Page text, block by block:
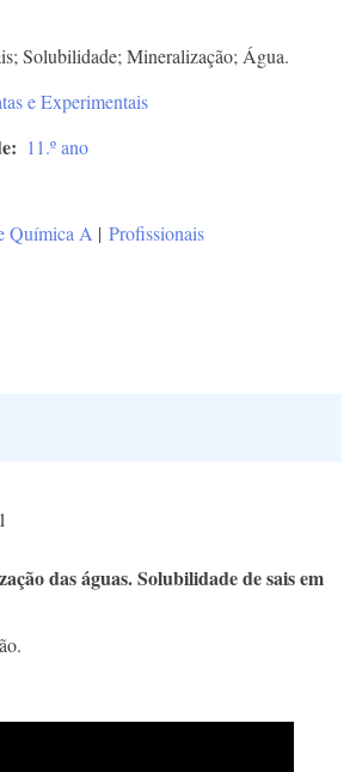
Solubilidade; Mineralização; Água.
e Experimentais
11.º ano
Química A | Profissionais
1
das águas. Solubilidade de sais em